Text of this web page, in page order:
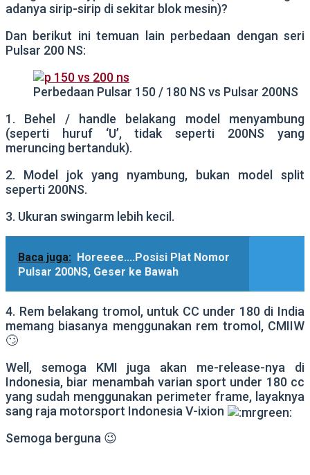
adanya sirip-sirip di sekitar blok mesin)?
Dan berikut ini temuan lain perbedaan dengan seri
Pulsar 200 NS:
Perbedaan Pulsar 150 / 180 NS vs Pulsar 200NS
1. Behel / handle belakang model menyambung
(seperti huruf ‘U’, tidak seperti 200NS yang
meruncing bertanduk).
2. Model jok yang nyambung, bukan model split
seperti 200NS.
3. Ukuran swingarm lebih kecil.
Baca juga: Horeeee....Posisi Plat Nomor
Pulsar 200NS, Geser ke Bawah
4. Rem belakang tromol, untuk CC under 180 di India
memang biasanya menggunakan rem tromol, CMIIW
🙄
Well, semoga KMI juga akan me-release-nya di
Indonesia, biar menambah varian sport under 180 cc
yang sudah menggunakan perimeter frame, layaknya
sang raja motorsport Indonesia V-ixion
Semoga berguna 😉